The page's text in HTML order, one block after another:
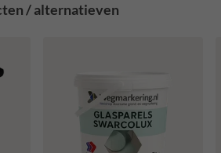
/ alternatieven